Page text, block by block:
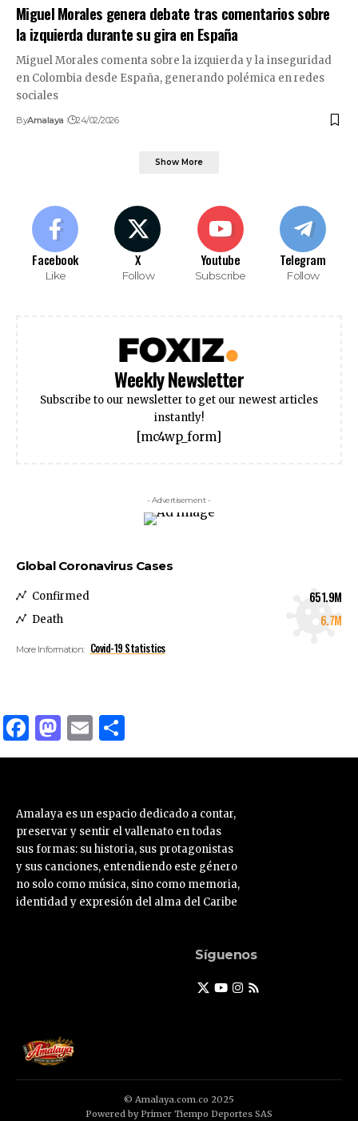
Miguel Morales genera debate tras comentarios sobre
la izquierda durante su gira en España
Miguel Morales comenta sobre la izquierda y la inseguridad
en Colombia desde España, generando polémica en redes
sociales
ByAmalaya 24/02/2026
Show More
Facebook
Like
X
Follow
Youtube
Subscribe
Telegram
Follow
Weekly Newsletter
Subscribe to our newsletter to get our newest articles
instantly!
[mc4wp_form]
- Advertisement -
Global Coronavirus Cases
Confirmed 651.9M
Death 6.7M
More Information: Covid-19 Statistics
Facebook
Mastodon
Email
Amalaya es un espacio dedicado a contar,
preservar y sentir el vallenato en todas
sus formas: su historia, sus protagonistas
y sus canciones, entendiendo este género
no solo como música, sino como memoria,
identidad y expresión del alma del Caribe
Síguenos
© Amalaya.com.co 2025
Powered by Primer Tiempo Deportes SAS